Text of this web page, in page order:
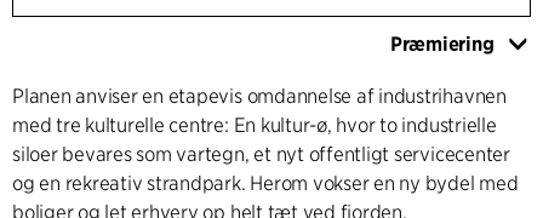
Præmiering
Planen anviser en etapevis omdannelse af industrihavnen
med tre kulturelle centre: En kultur-ø, hvor to industrielle
siloer bevares som vartegn, et nyt offentligt servicecenter
og en rekreativ strandpark. Herom vokser en ny bydel med
boliger og let erhverv op helt tæt ved fjorden.